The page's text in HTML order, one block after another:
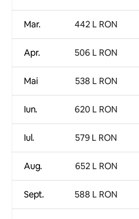
Mar.
Apr.
Mai
Iun.
Iul.
Aug.
Sept.
442 L RON
506 L RON
538 L RON
620 L RON
579 L RON
652 L RON
588 L RON